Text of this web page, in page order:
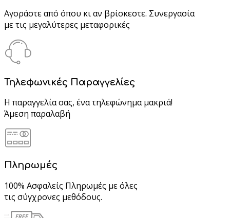
Αγοράστε από όπου κι αν βρίσκεστε. Συνεργασία
με τις μεγαλύτερες μεταφορικές
Τηλεφωνικές Παραγγελίες
Η παραγγελία σας, ένα τηλεφώνημα μακριά!
Άμεση παραλαβή
Πληρωμές
100% Ασφαλείς Πληρωμές με όλες
τις σύγχρονες μεθόδους.